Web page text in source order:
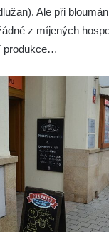
Ale při
z míjených
produkce…